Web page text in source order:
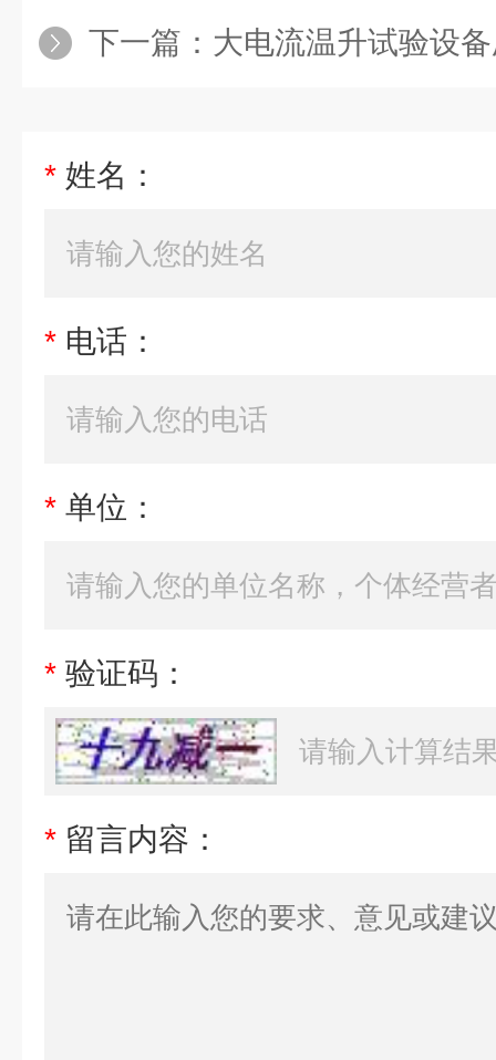
下一篇： 大电流温升试验设
* 姓名：
* 电话：
* 单位：
* 验证码：
* 留言内容：